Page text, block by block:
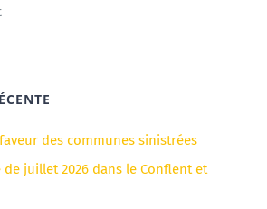
des communes sinistrées
de juillet 2026 dans le Conflent et